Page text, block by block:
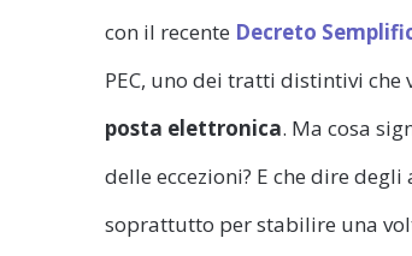
con il recente Decreto
PEC, uno dei tratti distintivi che
posta elettronica. Ma cosa
delle eccezioni? E che dire
soprattutto per stabilire una